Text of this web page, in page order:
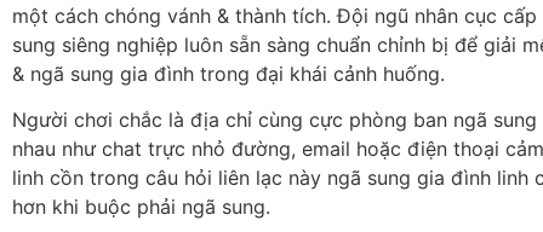
một cách chóng vánh & thành tích. Đội ngũ nhân cục
sung siêng nghiệp luôn sẵn sàng chuẩn chỉnh bị để giải
& ngã sung gia đình trong đại khái cảnh huống.
Người chơi chắc là địa chỉ cùng cực phòng ban ngã
nhau như chat trực nhỏ đường, email hoặc điện thoại
linh cồn trong câu hỏi liên lạc này ngã sung gia đình linh
hơn khi buộc phải ngã sung.